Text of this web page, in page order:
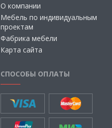
О компании
Мебель по индивидуальным
проектам
Фабрика мебели
Карта сайта
СПОСОБЫ ОПЛАТЫ